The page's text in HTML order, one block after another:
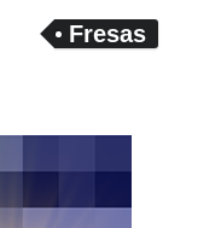
Fresas